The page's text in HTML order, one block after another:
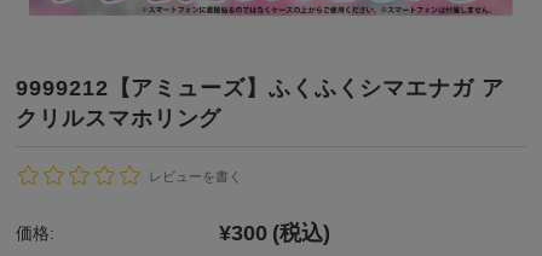
9999212【アミューズ】ふくふくシマエナガ ア
クリルスマホリング
レビューを書く
価格: ¥300 (税込)